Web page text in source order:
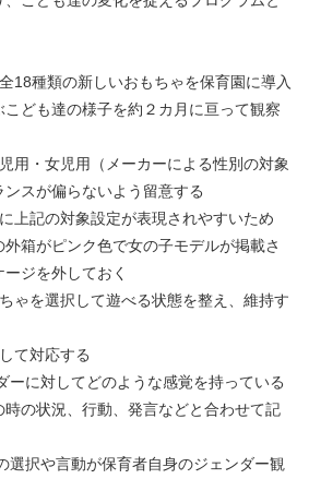
18種類の新しいおもちゃを保育園に導入
こども達の様子を約２カ月に亘って観察
用・女児用（メーカーによる性別の対象
スが偏らないよう留意する
上記の対象設定が表現されやすいため
外箱がピンク色で女の子モデルが掲載さ
ジを外しておく
ゃを選択して遊べる状態を整え、維持す
て対応する
の状況、行動、発言などと合わせて記